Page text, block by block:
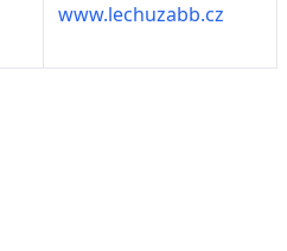
www.lechuzabb.cz